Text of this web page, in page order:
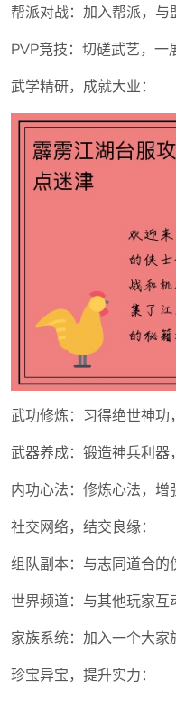
帮派对战：加入帮派，与
PVP竞技：切磋武艺，一
武学精研，成就大业：
武功修炼：习得绝世神功
武器养成：锻造神兵利器
内功心法：修炼心法，增
社交网络，结交良缘：
组队副本：与志同道合的
世界频道：与其他玩家互
家族系统：加入一个大家
珍宝异宝，提升实力：